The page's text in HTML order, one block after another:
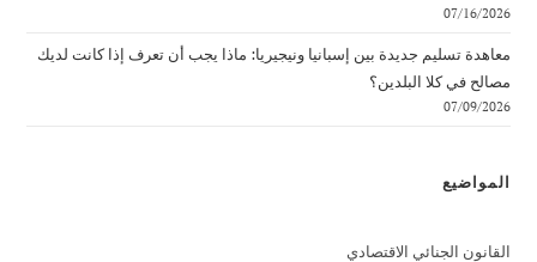
07/16/2026
معاهدة تسليم جديدة بين إسبانيا ونيجيريا: ماذا يجب أن تعرف إذا كانت لديك
مصالح في كلا البلدين؟
07/09/2026
المواضيع
القانون الجنائي الاقتصادي